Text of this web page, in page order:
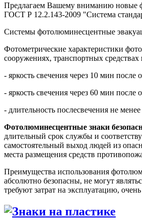
Предлагаем Вашему вниманию новые
ГОСТ Р 12.2.143-2009 "Система
Системы фотолюминесцентные
Фотометрические характеристики
сооружениях, транспортных средствах
- яркость свечения через 10 мин
- яркость свечения через 60 мин
- длительность послесвечения не
Фотолюминесцентные знаки
длительный срок службы и
самостоятельный выход людей из
места размещения средств
Преимущества использования
абсолютно безопасны, не могут
требуют затрат на эксплуатацию,